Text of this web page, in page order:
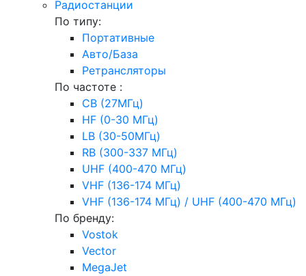
Радиостанции
По типу:
Портативные
Авто/База
Ретрансляторы
По частоте :
CB (27МГц)
HF (0-30 МГц)
LB (30-50МГц)
RB (300-337 МГц)
UHF (400-470 МГц)
VHF (136-174 МГц)
VHF (136-174 МГц) / UHF (400-470 МГц)
По бренду:
Vostok
Vector
MegaJet